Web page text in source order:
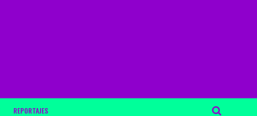
REPORTAJES